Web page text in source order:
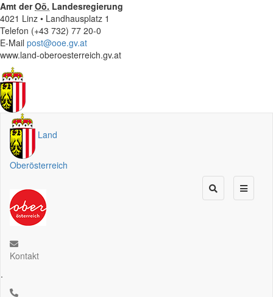
Amt derOö. Landesregierung
4021 Linz • Landhausplatz 1
Telefon (+43 732) 77 20-0
E-Mail post@ooe.gv.at
www.land-oberoesterreich.gv.at
Land
Oberösterreich
Kontakt
.